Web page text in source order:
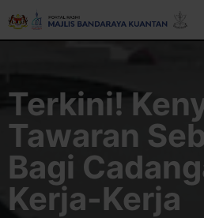
Langkau
Terkini!
Tawaran
Bagi
Kerja-Kerja